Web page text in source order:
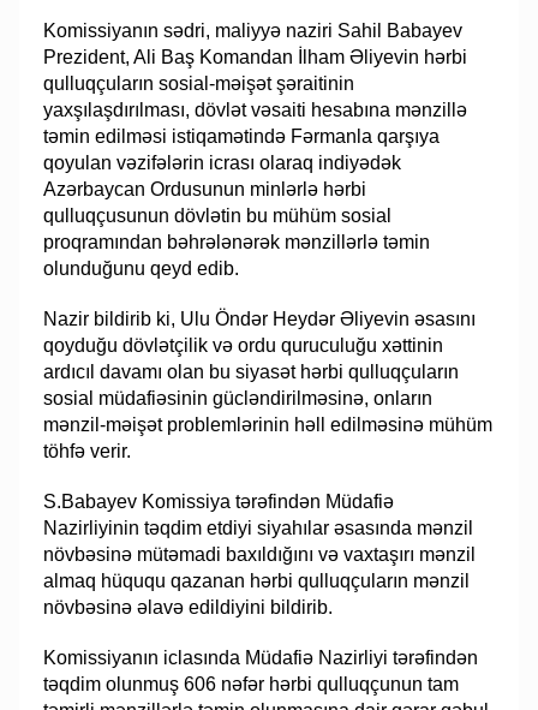
Komissiyanın sədri, maliyyə naziri Sahil Babayev
Prezident, Ali Baş Komandan İlham Əliyevin hərbi
qulluqçuların sosial-məişət şəraitinin
yaxşılaşdırılması, dövlət vəsaiti hesabına mənzillə
təmin edilməsi istiqamətində Fərmanla qarşıya
qoyulan vəzifələrin icrası olaraq indiyədək
Azərbaycan Ordusunun minlərlə hərbi
qulluqçusunun dövlətin bu mühüm sosial
proqramından bəhrələnərək mənzillərlə təmin
olunduğunu qeyd edib.
Nazir bildirib ki, Ulu Öndər Heydər Əliyevin əsasını
qoyduğu dövlətçilik və ordu quruculuğu xəttinin
ardıcıl davamı olan bu siyasət hərbi qulluqçuların
sosial müdafiəsinin gücləndirilməsinə, onların
mənzil-məişət problemlərinin həll edilməsinə mühüm
töhfə verir.
S.Babayev Komissiya tərəfindən Müdafiə
Nazirliyinin təqdim etdiyi siyahılar əsasında mənzil
növbəsinə mütəmadi baxıldığını və vaxtaşırı mənzil
almaq hüququ qazanan hərbi qulluqçuların mənzil
növbəsinə əlavə edildiyini bildirib.
Komissiyanın iclasında Müdafiə Nazirliyi tərəfindən
təqdim olunmuş 606 nəfər hərbi qulluqçunun tam